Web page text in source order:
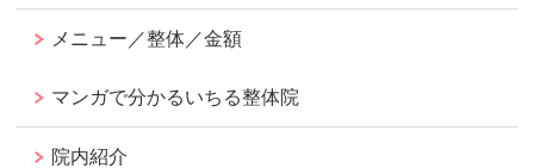
メニュー／整体／金額
マンガで分かるいちる整体院
院内紹介